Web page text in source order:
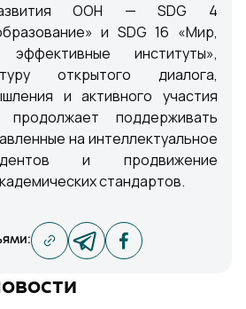
ООН — SDG 4
и SDG 16 «Мир,
институты»,
открытого диалога,
и активного участия
поддерживать
на интеллектуальное
и продвижение
стандартов.
: